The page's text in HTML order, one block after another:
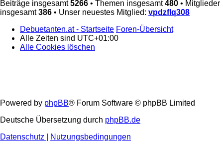
Beiträge insgesamt5266 • Themen insgesamt480 • Mitglieder
insgesamt386 • Unser neuestes Mitglied: vpdzflq308
Debuetanten.at - Startseite Foren-Übersicht
Alle Zeiten sind UTC+01:00
Alle Cookies löschen
Powered by phpBB® Forum Software © phpBB Limited
Deutsche Übersetzung durch phpBB.de
Datenschutz
Nutzungsbedingungen